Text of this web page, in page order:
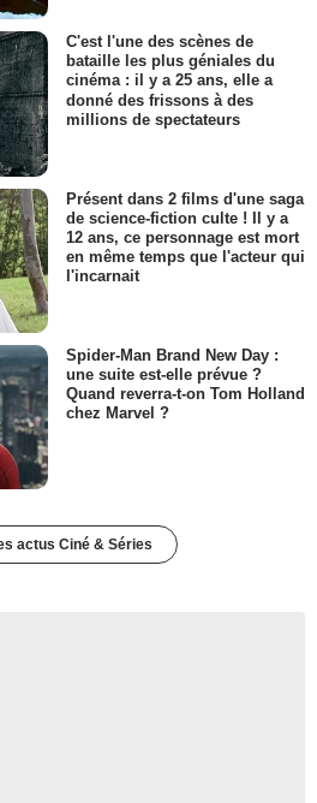
C'est l'une des scènes de
bataille les plus géniales du
cinéma : il y a 25 ans, elle a
donné des frissons à des
millions de spectateurs
Présent dans 2 films d'une saga
de science-fiction culte ! Il y a
12 ans, ce personnage est mort
en même temps que l'acteur qui
l'incarnait
Spider-Man Brand New Day :
une suite est-elle prévue ?
Quand reverra-t-on Tom Holland
chez Marvel ?
actus Ciné & Séries